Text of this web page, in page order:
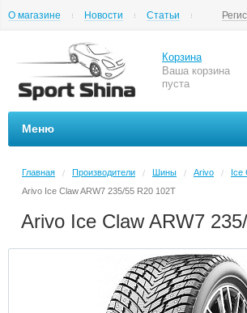
О магазине Новости
Статьи
Корзина
Ваша корзина
пуста
Меню
Главная / Производители / Шины / Arivo / Ice
Arivo Ice Claw ARW7 235/55 R20 102T